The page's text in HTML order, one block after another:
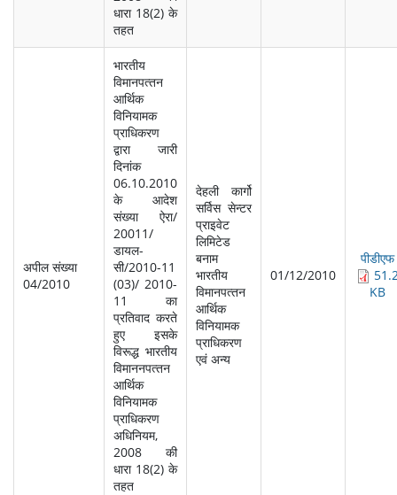
धारा 18(2) के
तहत
अपील संख्‍या
04/2010
भारतीय
विमानपत्‍तन
आर्थिक
विनियामक
प्राधिकरण
द्वारा जारी
दिनांक
06.10.2010
के आदेश
संख्‍या ऐरा/
20011/
डायल-
सी/2010-11
(03)/ 2010-
11 का
प्रतिवाद करते
हुए इसके
विरूद्ध भारतीय
विमाननपत्‍तन
आर्थिक
विनियामक
प्राधिकरण
अधिनियम,
2008 की
धारा 18(2) के
तहत
देहली कार्गो
सर्विस सेन्‍टर
प्राइवेट
लिमिटेड
बनाम
भारतीय
विमानपत्‍तन
आर्थिक
विनियामक
प्राधिकरण
एवं अन्‍य
01/12/2010
पीडीएफ
KB